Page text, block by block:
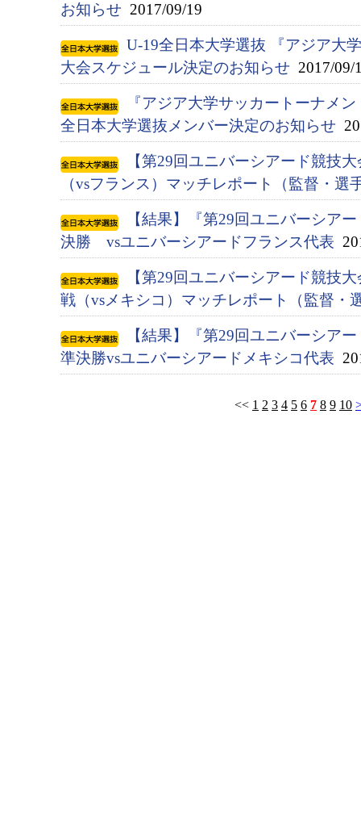
お知らせ 2017/09/19
U-19全日本大学選抜 『アジア大
大会スケジュール決定のお知らせ 2017/09/
『アジア大学サッカートーナメ
全日本大学選抜メンバー決定のお知らせ
【第29回ユニバーシアード競技
（vsフランス）マッチレポート（監督・選
【結果】『第29回ユニバーシア
決勝 vsユニバーシアードフランス代表
【第29回ユニバーシアード競技
戦（vsメキシコ）マッチレポート（監督・
【結果】『第29回ユニバーシア
準決勝vsユニバーシアードメキシコ代表
<< 1 2 3 4 5 6 7 8 9 10